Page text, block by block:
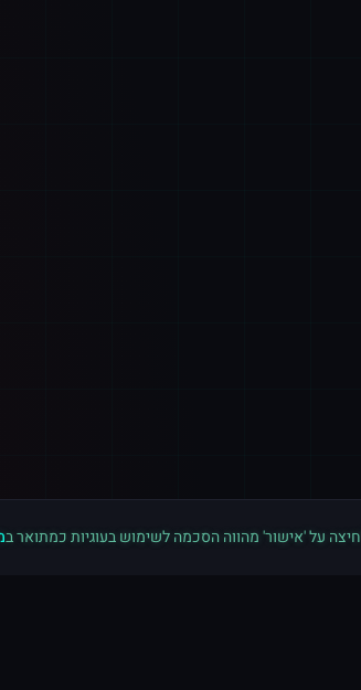
על 'אישור' מהווה הסכמה לשימוש בעוגיות כמתואר ב